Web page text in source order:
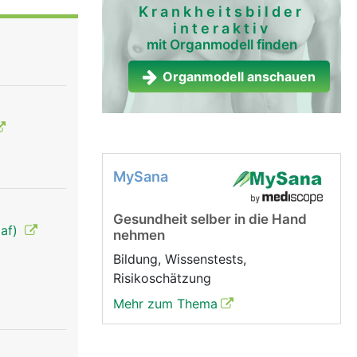
die
unter
Krankheitsbilder
interaktiv
mit Organmodell finden
Organmodell anschauen
MySana
Gesundheit selber in die Hand
nehmen
Bildung, Wissenstests,
Risikoschätzung
Mehr zum Thema